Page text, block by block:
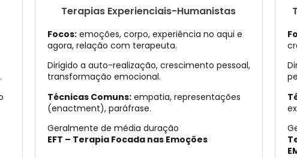
Terapias Experienciais-Humanistas
Focos:emoções, corpo, experiência no aqui e
agora, relação com terapeuta.
Dirigido a auto-realização, crescimento pessoal,
transformação emocional.
Técnicas Comuns:empatia, representações
(enactment), paráfrase.
Geralmente de média duração
EFT – Terapia Focada nas Emoções